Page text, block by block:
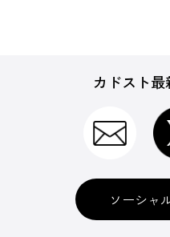
カドスト
ソーシャ